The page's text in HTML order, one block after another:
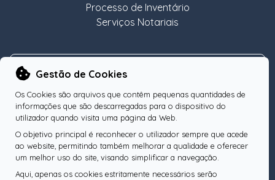
Gestão de Cookies
Os Cookies são arquivos que contêm pequenas quantidades de
informações que são descarregadas para o dispositivo do
utilizador quando visita uma página da Web.
O objetivo principal é reconhecer o utilizador sempre que acede
ao website, permitindo também melhorar a qualidade e oferecer
um melhor uso do site, visando simplificar a navegação.
Aqui, apenas os cookies estritamente necessários serão
Processo de Inventário
Serviços Notariais
NEWSLETTER
Subscreva a nossa Newsletter OK